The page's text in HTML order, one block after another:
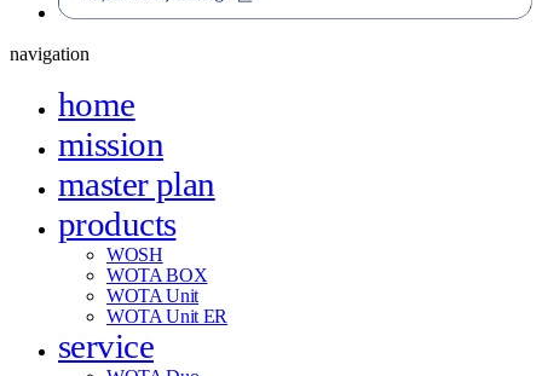
navigation
home
mission
master plan
products
WOSH
WOTA BOX
WOTA Unit
WOTA Unit ER
service